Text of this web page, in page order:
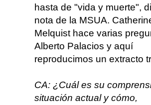
hasta de "vida y muerte",
nota de la MSUA.
Melquist hace varias
Alberto Palacios y aquí
reproducimos un extracto
CA: ¿Cuál es su
situación actual y cómo,